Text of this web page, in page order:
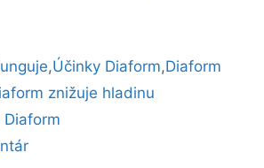
,Účinky Diaform,Diaform
znižuje hladinu